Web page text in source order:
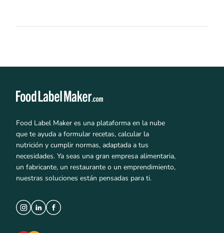
Food Label Maker es una plataforma en la nube
que te ayuda a formular recetas, calcular la
nutrición y cumplir normas, adaptada a tus
necesidades. Ya seas una gran empresa alimentaria,
un fabricante, un restaurante o un emprendimiento,
nuestras soluciones están pensadas para ti.